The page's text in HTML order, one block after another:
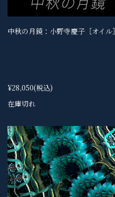
中秋の月鏡：小野寺慶子［オイル］
¥28,050(税込)
在庫切れ